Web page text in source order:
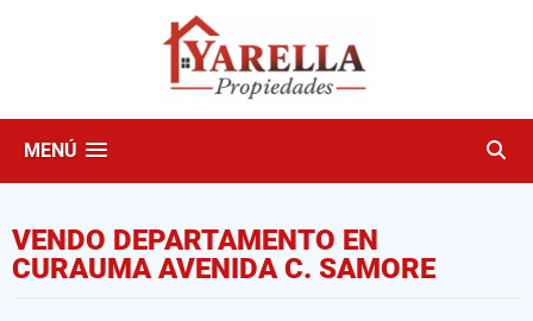
MENÚ
VENDO DEPARTAMENTO EN
CURAUMA AVENIDA C. SAMORE